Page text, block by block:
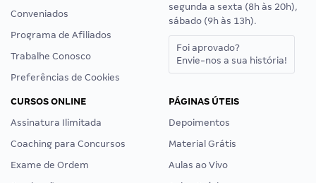
Conveniados
Programa de Afiliados
Trabalhe Conosco
Preferências de Cookies
segunda a sexta (8h às 20h),
sábado (9h às 13h).
Foi aprovado?
Envie-nos a sua história!
CURSOS ONLINE
Assinatura Ilimitada
Coaching para Concursos
Exame de Ordem
PÁGINAS ÚTEIS
Depoimentos
Material Grátis
Aulas ao Vivo